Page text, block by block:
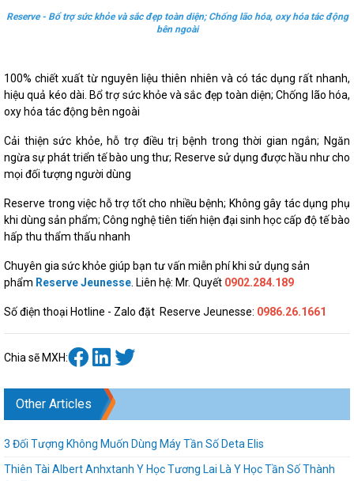
Reserve - Bổ trợ sức khỏe và sắc đẹp toàn diện; Chống lão hóa, oxy hóa tác động
bên ngoài
100% chiết xuất từ nguyên liệu thiên nhiên và có tác dụng rất nhanh,
hiệu quả kéo dài. Bổ trợ sức khỏe và sắc đẹp toàn diện; Chống lão hóa,
oxy hóa tác động bên ngoài
Cải thiện sức khỏe, hỗ trợ điều trị bệnh trong thời gian ngắn; Ngăn
ngừa sự phát triển tế bào ung thư; Reserve sử dụng được hầu như cho
mọi đối tượng người dùng
Reserve trong việc hỗ trợ tốt cho nhiều bệnh; Không gây tác dụng phụ
khi dùng sản phẩm; Công nghệ tiên tiến hiện đại sinh học cấp độ tế bào
hấp thu thẩm thấu nhanh
Chuyên gia sức khỏe giúp bạn tư vấn miễn phí khi sử dụng sản
phẩm Reserve Jeunesse . Liên hệ: Mr. Quyết 0902.284.189
Số điện thoại Hotline - Zalo đặt Reserve Jeunesse: 0986.26.1661
Chia sẽ MXH:
Other Articles
3 Đối Tượng Không Muốn Dùng Máy Tần Số Deta Elis
Thiên Tài Albert Anhxtanh Y Học Tương Lai Là Y Học Tần Số Thành